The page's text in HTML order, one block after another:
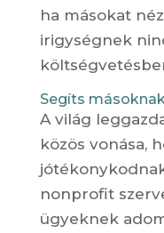
ha másokat
irigységnek
Segíts
A világ
közös vonása,
nonprofit
ügyeknek